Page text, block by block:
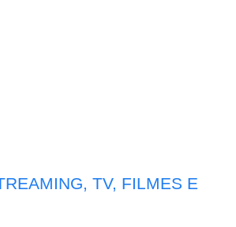
TV, FILMES E